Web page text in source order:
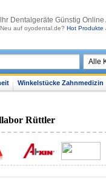
lhr Dentalgeräte Günstig
Neu auf oyodental.de? Hot Produkte
Winkelstücke Zahnmedizin
Rüttler